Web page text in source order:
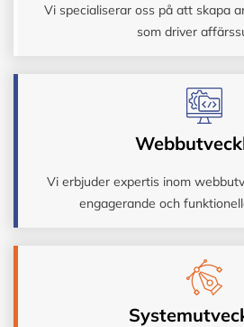
Vi specialiserar oss på att skapa
som driver
Vi erbjuder expertis inom
engagerande och